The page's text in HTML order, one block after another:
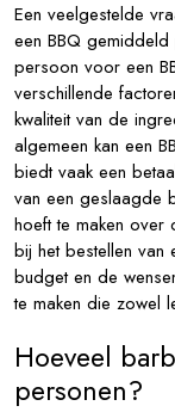
Een veelgestelde
een BBQ
persoon voor een
verschillende
kwaliteit van de
algemeen kan een
biedt vaak een
van een geslaagde
hoeft te maken
bij het bestellen van
budget en de
te maken die zowel
Hoeveel
personen?